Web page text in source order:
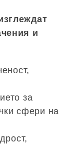
и
за
сфери на